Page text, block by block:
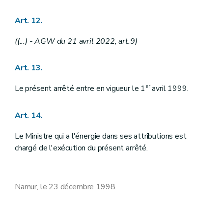
Art. 12.
((...) - AGW du 21 avril 2022, art.9)
Art. 13.
Le présent arrêté entre en vigueur le 1eravril 1999.
Art. 14.
Le Ministre qui a l'énergie dans ses attributions est
chargé de l'exécution du présent arrêté.
Namur, le 23 décembre 1998.